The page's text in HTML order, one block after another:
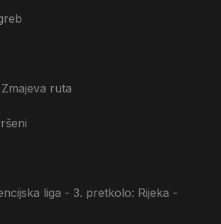
ruta
liga - 3. pretkolo: Rijeka -